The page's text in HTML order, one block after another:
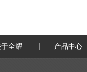
于全耀 产品中心